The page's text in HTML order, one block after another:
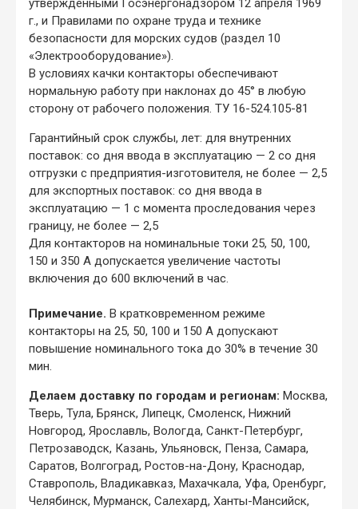
утвержденными Госэнергонадзором 12 апреля 1969
г., и Правилами по охране труда и технике
безопасности для морских судов (раздел 10
«Электрооборудование»).
В условиях качки контакторы обеспечивают
нормальную работу при наклонах до 45° в любую
сторону от рабочего положения. ТУ 16-524.105-81
Гарантийный срок службы, лет: для внутренних
поставок: со дня ввода в эксплуатацию — 2 со дня
отгрузки с предприятия-изготовителя, не более — 2,5
для экспортных поставок: со дня ввода в
эксплуатацию — 1 с момента проследования через
границу, не более — 2,5
Для контакторов на номинальные токи 25, 50, 100,
150 и 350 А допускается увеличение частоты
включения до 600 включений в час.
Примечание. В кратковременном режиме
контакторы на 25, 50, 100 и 150 А допускают
повышение номинального тока до 30% в течение 30
мин.
Делаем доставку по городам и регионам: Москва,
Тверь, Тула, Брянск, Липецк, Смоленск, Нижний
Новгород, Ярославль, Вологда, Санкт-Петербург,
Петрозаводск, Казань, Ульяновск, Пенза, Самара,
Саратов, Волгоград, Ростов-на-Дону, Краснодар,
Ставрополь, Владикавказ, Махачкала, Уфа, Оренбург,
Челябинск, Мурманск, Салехард, Ханты-Мансийск,